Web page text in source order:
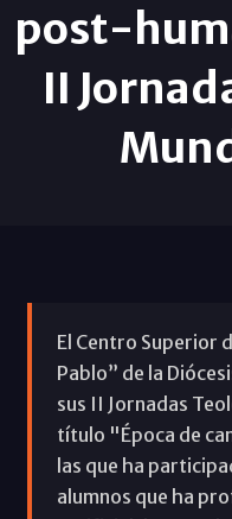
post-
II
El Centro Superior
Pablo” de la
sus II Jornadas
título "Época de
las que ha
alumnos que ha